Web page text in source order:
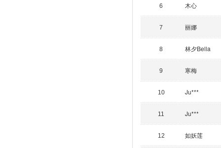
6 木心
7 丽娜
8 林夕Bella
9 寒梅
10 Ju***
11 Ju***
12 如妖莲